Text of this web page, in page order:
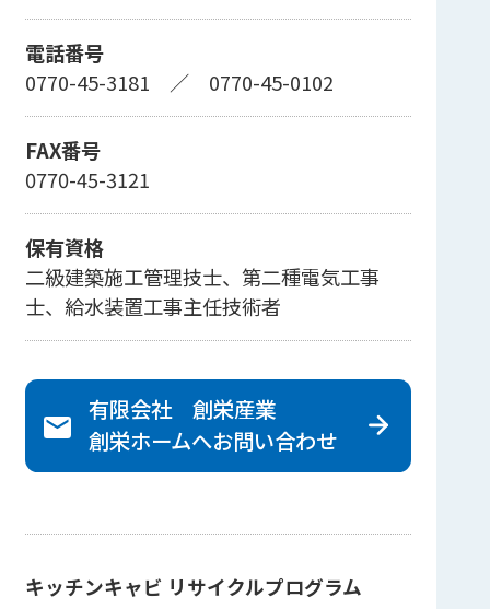
電話番号
0770-45-3181 ／ 0770-45-0102
FAX番号
0770-45-3121
保有資格
二級建築施工管理技士、第二種電気工事
士、給水装置工事主任技術者
有限会社 創栄産業
創栄ホームへお問い合わせ
キッチンキャビ リサイクルプログラム